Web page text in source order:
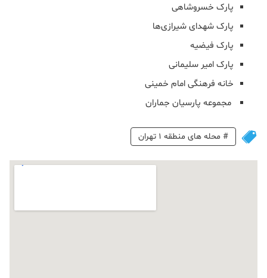
پارک خسروشاهی
پارک شهدای شیرازی‌ها
پارک فیضیه
پارک امیر سلیمانی
خانه فرهنگی امام خمینی
مجموعه پارسیان جماران
# محله های منطقه 1 تهران